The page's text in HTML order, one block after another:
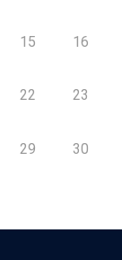
15 16
22 23
29 30